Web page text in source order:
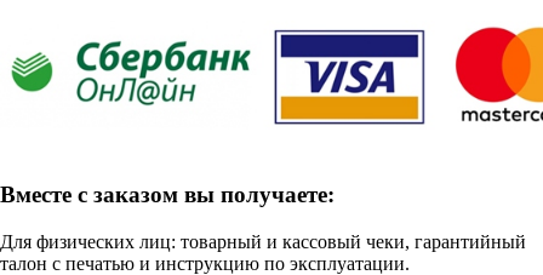
Вместе с заказом вы получаете:
Для физических лиц: товарный и кассовый чеки, гарантийный
талон с печатью и инструкцию по эксплуатации.